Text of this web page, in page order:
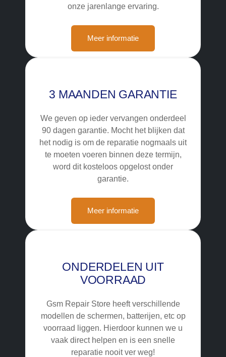
onze jarenlange ervaring.
Meer informatie
3 MAANDEN GARANTIE
We geven op ieder vervangen onderdeel
90 dagen garantie. Mocht het blijken dat
het nodig is om de reparatie nogmaals uit
te moeten voeren binnen deze termijn,
word dit kosteloos opgelost onder
garantie.
Meer informatie
ONDERDELEN UIT
VOORRAAD
Gsm Repair Store heeft verschillende
modellen de schermen, batterijen, etc op
voorraad liggen. Hierdoor kunnen we u
vaak direct helpen en is een snelle
reparatie nooit ver weg!